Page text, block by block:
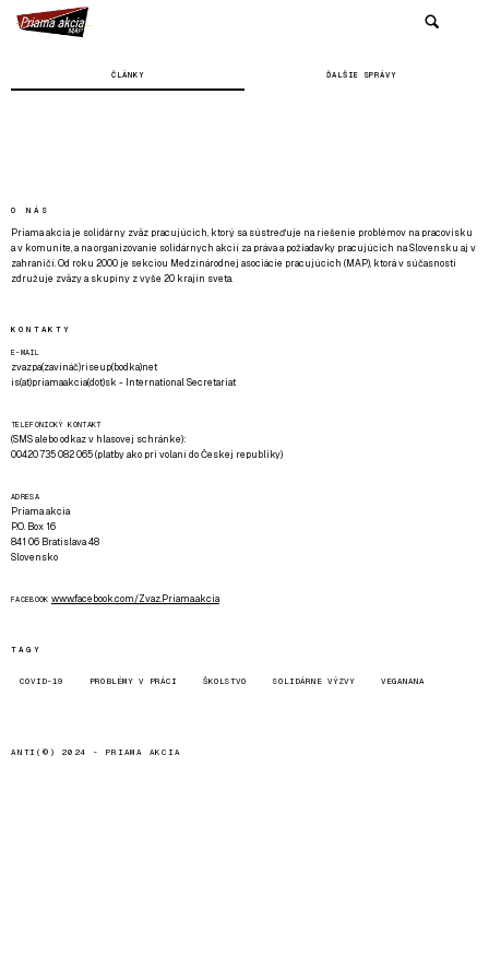
ČLÁNKY ĎALŠIE SPRÁVY
O NÁS
Priama akcia je solidárny zväz pracujúcich, ktorý sa sústreďuje na riešenie problémov na pracovisku
a v komunite, a na organizovanie solidárnych akcií za práva a požiadavky pracujúcich na Slovensku aj v
zahraničí. Od roku 2000 je sekciou Medzinárodnej asociácie pracujúcich (MAP), ktorá v súčasnosti
združuje zväzy a skupiny z vyše 20 krajín sveta.
KONTAKTY
E-MAIL
zvazpa(zavináč)riseup(bodka)net
is(at)priamaakcia(dot)sk - International Secretariat
TELEFONICKÝ KONTAKT
(SMS alebo odkaz v hlasovej schránke):
00420 735 082 065 (platby ako pri volaní do Českej republiky)
ADRESA
Priama akcia
P.O. Box 16
841 06 Bratislava 48
Slovensko
FACEBOOK www.facebook.com/Zvaz.Priama.akcia
TAGY
COVID-19 PROBLÉMY V PRÁCI ŠKOLSTVO SOLIDÁRNE VÝZVY VEGANANA
ANTI(©) 2024 - PRIAMA AKCIA